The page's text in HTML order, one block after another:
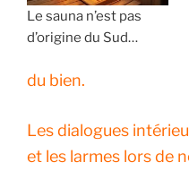
Le sauna n’est pas
d’origine du Sud…
du bien.
Les dialogues
et les larmes lors de